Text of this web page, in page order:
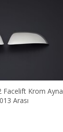
Facelift Krom Ayna
Arası